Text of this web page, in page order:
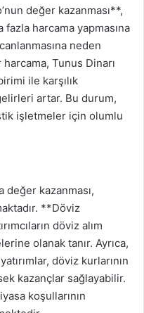
değer kazanması**,
fazla harcama yapmasına
neden
Tunus Dinarı
ile karşılık
artar. Bu durum,
işletmeler için olumlu
değer kazanması,
**Döviz
döviz alım
olanak tanır. Ayrıca,
döviz kurlarının
kazançlar sağlayabilir.
koşullarının